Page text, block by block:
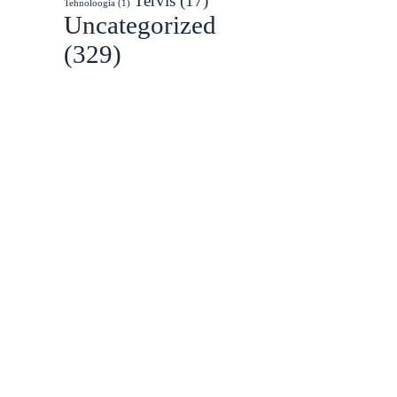
Tehnoloogia(1)
Uncategorized
(329)